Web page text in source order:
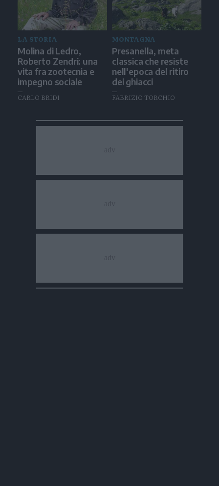
LA STORIA
Molina di Ledro,
Roberto Zendri: una
vita fra zootecnia e
impegno sociale
CARLO BRIDI
MONTAGNA
Presanella, meta
classica che resiste
nell'epoca del ritiro
dei ghiacci
FABRIZIO TORCHIO